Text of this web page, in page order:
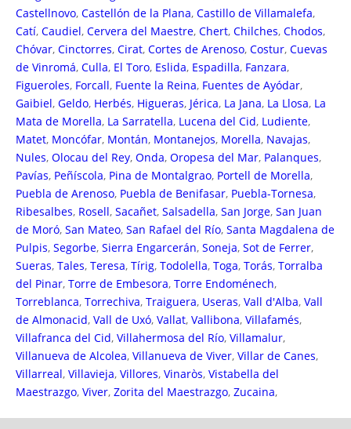
Castellnovo, Castellón de la Plana, Castillo de Villamalefa,
Catí, Caudiel, Cervera del Maestre, Chert, Chilches, Chodos,
Chóvar, Cinctorres, Cirat, Cortes de Arenoso, Costur, Cuevas
de Vinromá, Culla, El Toro, Eslida, Espadilla, Fanzara,
Figueroles, Forcall, Fuente la Reina, Fuentes de Ayódar,
Gaibiel, Geldo, Herbés, Higueras, Jérica, La Jana, La Llosa, La
Mata de Morella, La Sarratella, Lucena del Cid, Ludiente,
Matet, Moncófar, Montán, Montanejos, Morella, Navajas,
Nules, Olocau del Rey, Onda, Oropesa del Mar, Palanques,
Pavías, Peñíscola, Pina de Montalgrao, Portell de Morella,
Puebla de Arenoso, Puebla de Benifasar, Puebla-Tornesa,
Ribesalbes, Rosell, Sacañet, Salsadella, San Jorge, San Juan
de Moró, San Mateo, San Rafael del Río, Santa Magdalena de
Pulpis, Segorbe, Sierra Engarcerán, Soneja, Sot de Ferrer,
Sueras, Tales, Teresa, Tírig, Todolella, Toga, Torás, Torralba
del Pinar, Torre de Embesora, Torre Endoménech,
Torreblanca, Torrechiva, Traiguera, Useras, Vall d'Alba, Vall
de Almonacid, Vall de Uxó, Vallat, Vallibona, Villafamés,
Villafranca del Cid, Villahermosa del Río, Villamalur,
Villanueva de Alcolea, Villanueva de Viver, Villar de Canes,
Villarreal, Villavieja, Villores, Vinaròs, Vistabella del
Maestrazgo, Viver, Zorita del Maestrazgo, Zucaina,